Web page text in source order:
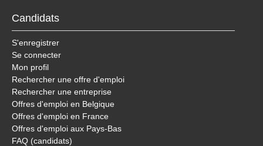
Candidats
S'enregistrer
Se connecter
Mon profil
Rechercher une offre d'emploi
Rechercher une entreprise
Offres d'emploi en Belgique
Offres d'emploi en France
Offres d'emploi aux Pays-Bas
FAQ (candidats)